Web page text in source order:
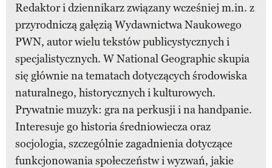
Redaktor i dziennikarz związany wcześniej m.in. z
przyrodniczą gałęzią Wydawnictwa Naukowego
PWN, autor wielu tekstów publicystycznych i
specjalistycznych. W National Geographic skupia
się głównie na tematach dotyczących środowiska
naturalnego, historycznych i kulturowych.
Prywatnie muzyk: gra na perkusji i na handpanie.
Interesuje go historia średniowiecza oraz
socjologia, szczególnie zagadnienia dotyczące
funkcjonowania społeczeństw i wyzwań, jakie